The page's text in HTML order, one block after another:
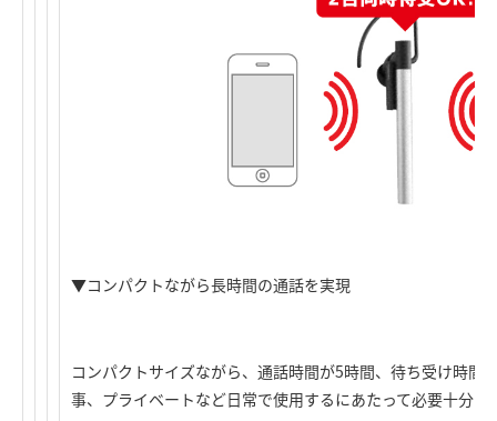
▼コンパクトながら長時間の通話を実現
コンパクトサイズながら、通話時間が5時間、待ち受け時間
事、プライベートなど日常で使用するにあたって必要十分